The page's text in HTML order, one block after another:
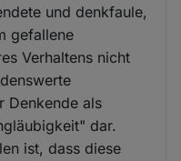
und denkfaule,
gefallene
Verhaltens nicht
Denkende als
dar.
ist, dass diese